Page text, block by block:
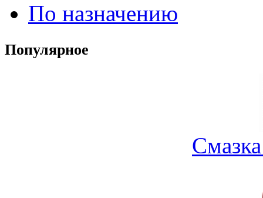
По назначению
Популярное